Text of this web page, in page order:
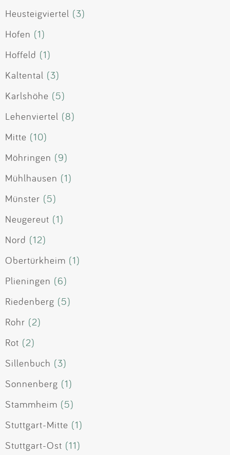
Heusteigviertel (3)
Hofen (1)
Hoffeld (1)
Kaltental (3)
Karlshöhe (5)
Lehenviertel (8)
Mitte (10)
Möhringen (9)
Mühlhausen (1)
Münster (5)
Neugereut (1)
Nord (12)
Obertürkheim (1)
Plieningen (6)
Riedenberg (5)
Rohr (2)
Rot (2)
Sillenbuch (3)
Sonnenberg (1)
Stammheim (5)
Stuttgart-Mitte (1)
Stuttgart-Ost (11)